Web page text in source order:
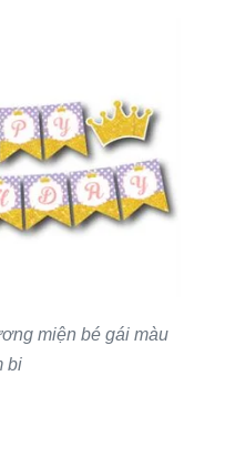
miện bé gái màu
bi